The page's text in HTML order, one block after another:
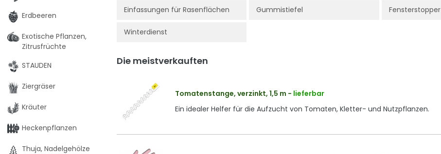
Einfassungen für Rasenflächen Gummistiefel Fensterstopper
Winterdienst
Die meistverkauften
Tomatenstange, verzinkt, 1,5 m - lieferbar
Ein idealer Helfer für die Aufzucht von Tomaten, Kletter- und Nutzpflanzen.
Erdbeeren
Exotische Pflanzen,
Zitrusfrüchte
STAUDEN
Ziergräser
Kräuter
Heckenpflanzen
Thuja, Nadelgehölze